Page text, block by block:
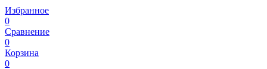
Избранное
0
Сравнение
0
Корзина
0